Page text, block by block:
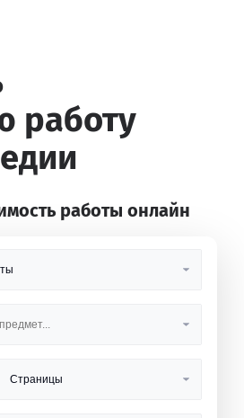
работу
работы онлайн